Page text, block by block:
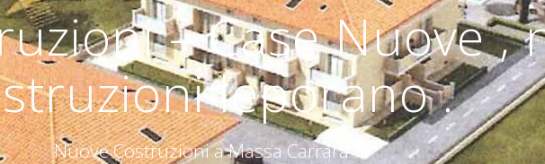
– Case Nuove ,
leporano .
Nuove Costruzioni a Massa Carrara